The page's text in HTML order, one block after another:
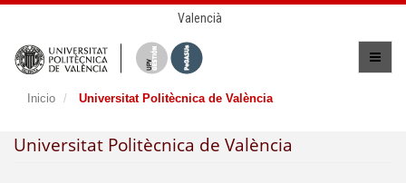
Valencià
Inicio Universitat Politècnica de València
Universitat Politècnica de València